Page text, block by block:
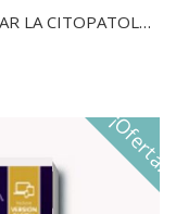
EL SISTEMA BETHESDA PARA INFORMAR LA CITOPATOLOGÍA DE TIROIDES(2ED)
¡Oferta!